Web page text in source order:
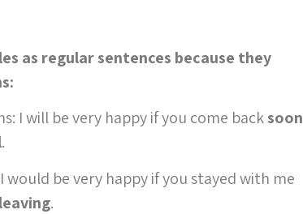
as regular sentences because they
I will be very happy if you come backsoon
.
would be very happy if you stayed with me
.